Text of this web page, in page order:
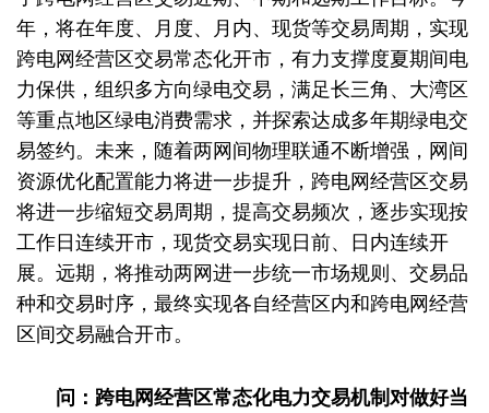
年，将在年度、月度、月内、现货等交易周期，实现
跨电网经营区交易常态化开市，有力支撑度夏期间电
力保供，组织多方向绿电交易，满足长三角、大湾区
等重点地区绿电消费需求，并探索达成多年期绿电交
易签约。未来，随着两网间物理联通不断增强，网间
资源优化配置能力将进一步提升，跨电网经营区交易
将进一步缩短交易周期，提高交易频次，逐步实现按
工作日连续开市，现货交易实现日前、日内连续开
展。远期，将推动两网进一步统一市场规则、交易品
种和交易时序，最终实现各自经营区内和跨电网经营
区间交易融合开市。
问：跨电网经营区常态化电力交易机制对做好当